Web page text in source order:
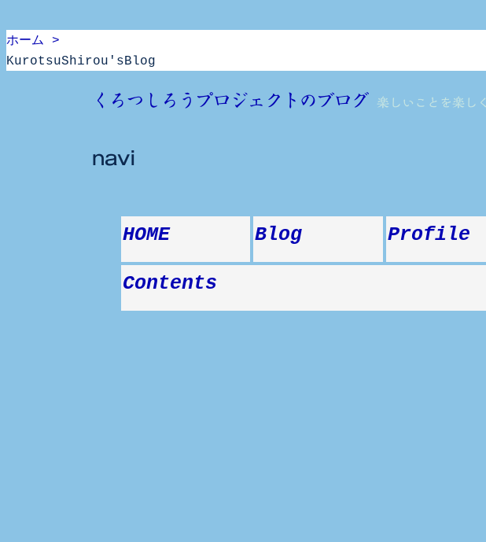
ホーム >
KurotsuShirou'sBlog
くろつしろうプロジェクトのブログ 楽しいことを楽しく
navi
HOME Blog Profile
Contents